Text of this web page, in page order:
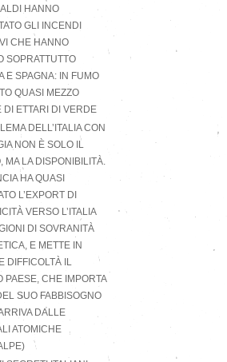
HANNO
GLI INCENDI
CHE HANNO
SOPRATTUTTO
E SPAGNA: IN FUMO
QUASI MEZZO
DI ETTARI DI VERDE
DELL’ITALIA CON
NON È SOLO IL
MA LA DISPONIBILITÀ.
HA QUASI
L’EXPORT DI
VERSO L’ITALIA
DI SOVRANITÀ
E METTE IN
DIFFICOLTÀ IL
PAESE, CHE IMPORTA
SUO FABBISOGNO
DALLE
ATOMICHE